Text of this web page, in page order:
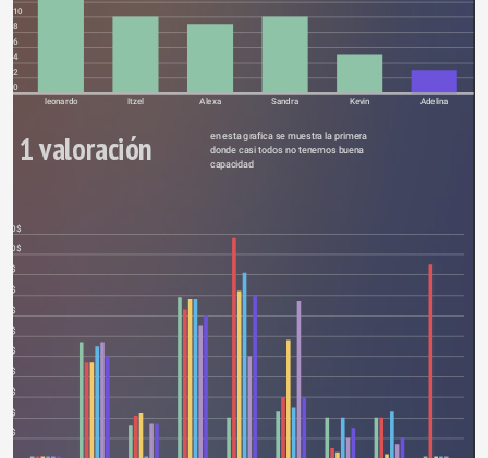
10
8
6
4
2
0
leonardo
Itzel Alexa Sandra Kevin Adelina
1 valoración
en esta grafica se muestra la primera
donde casi todos no tenemos buena
capacidad
110$
100$
90$
80$
70$
60$
50$
40$
30$
20$
10$